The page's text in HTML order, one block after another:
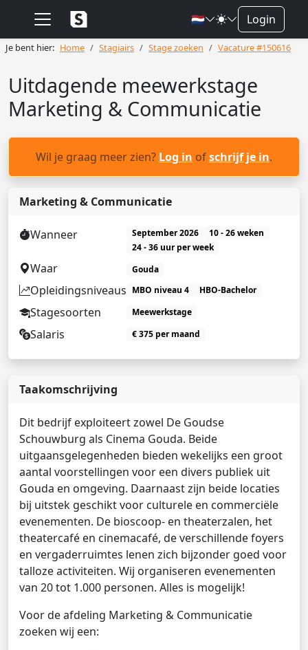
🇳🇱 Login
Je bent hier: Home Stagiairs Stage zoeken Vacature #150616
Uitdagende meewerkstage
Marketing & Communicatie
Wil je graag meer zien? Log in ofschrijf je in.
Marketing & Communicatie
Wanneer September 2026
10 - 26 weken
24 - 36 uur per week
Waar Gouda
Opleidingsniveaus MBO niveau 4 HBO-Bachelor
Stagesoorten Meewerkstage
Salaris € 375 per maand
Taakomschrijving
Dit bedrijf exploiteert zowel De Goudse
Schouwburg als Cinema Gouda. Beide
uitgaansgelegenheden bieden wekelijks een groot
aantal voorstellingen voor een divers publiek uit
Gouda en omgeving. Daarnaast zijn beide locaties
bij uitstek geschikt voor culturele en commerciële
evenementen. De bioscoop- en theaterzalen, het
theatercafé en cinemacafé, de verschillende foyers
en vergaderruimtes lenen zich bijzonder goed voor
talloze activiteiten. Wij organiseren evenementen
van 20 tot 1.000 personen. Alles is mogelijk!
Voor de afdeling Marketing & Communicatie
zoeken wij een: